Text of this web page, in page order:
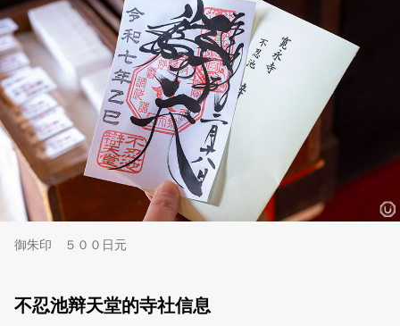
御朱印 ５００日元
不忍池辩天堂的寺社信息